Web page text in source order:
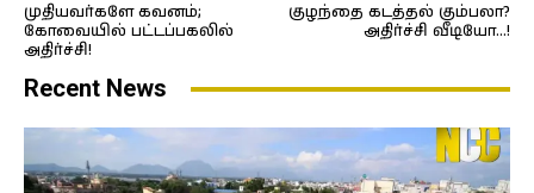
முதியவர்களே கவனம்;
கோவையில் பட்டப்பகலில்
அதிர்ச்சி!
குழந்தை கடத்தல் கும்பலா?
அதிர்ச்சி வீடியோ…!
Recent News